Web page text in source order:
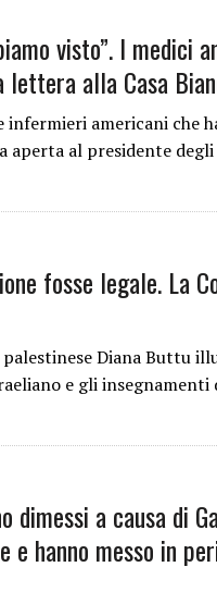
visto”. I medici
lettera alla Casa
infermieri americani che
al presidente
fosse legale. La
Diana Buttu
e gli insegnamenti
dimessi a causa di
hanno messo in